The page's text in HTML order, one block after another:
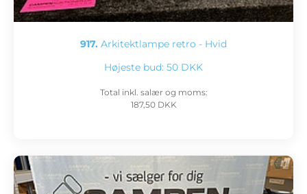
917. Arkitektlampe retro - Hvid
Højeste bud: 50 DKK
Total inkl. salær og moms:
187,50 DKK